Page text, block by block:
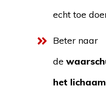
echt toe
Beter naar
de
het lichaam